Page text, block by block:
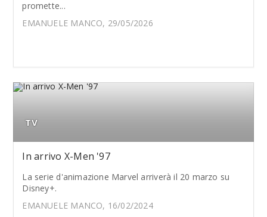
promette...
EMANUELE MANCO, 29/05/2026
TV
In arrivo X-Men '97
La serie d'animazione Marvel arriverà il 20 marzo su
Disney+.
EMANUELE MANCO, 16/02/2024